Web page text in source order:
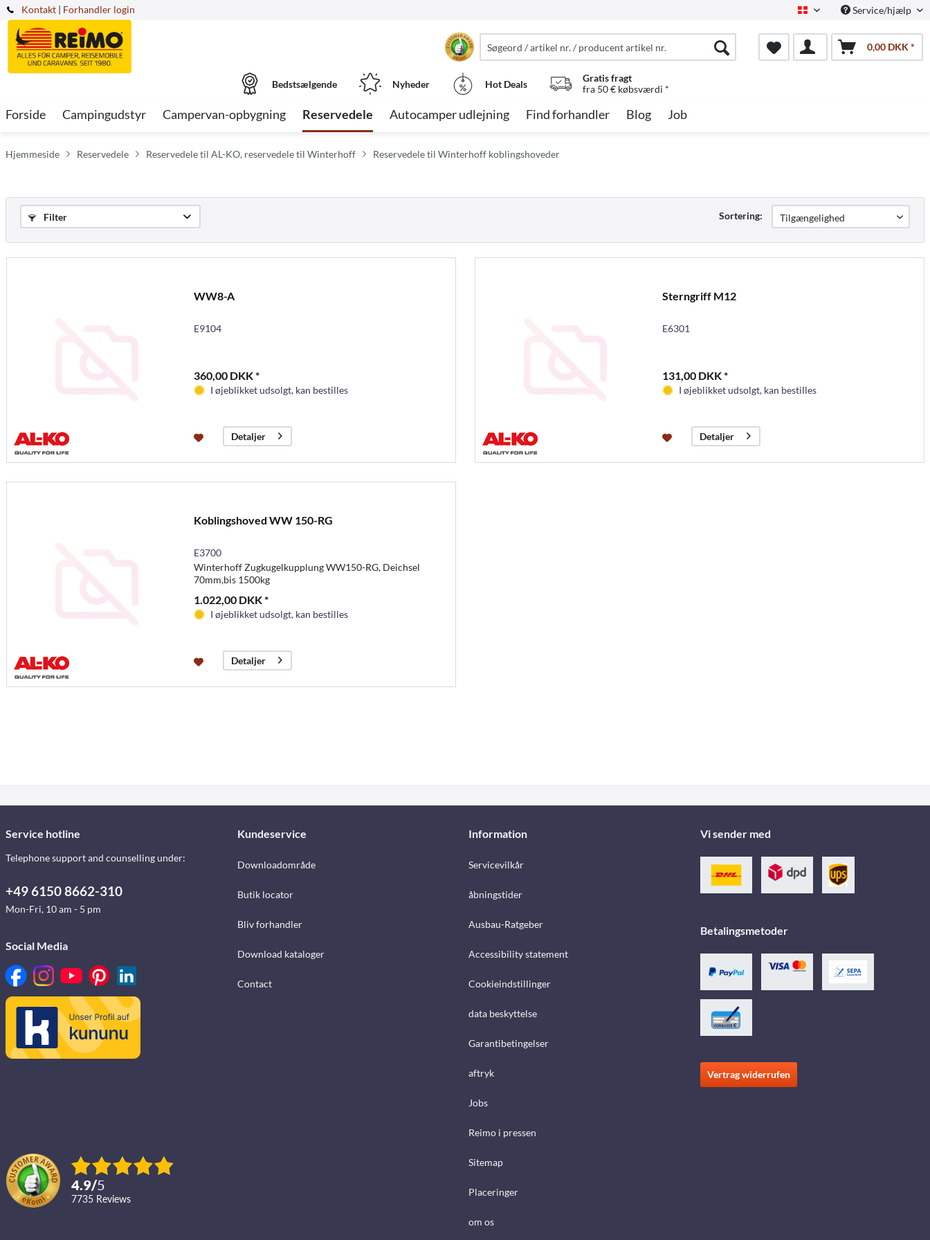
Kontakt Dansk Service/hjælp
| Forhandler login
0,00 DKK *
Bedstsælgende Nyheder Hot Deals
Gratis fragt
fra 50 € købsværdi *
Forside Campingudstyr Campervan-opbygning Reservedele Autocamper udlejning Find forhandler Blog Job
Hjemmeside Reservedele Reservedele til AL-KO, reservedele til Winterhoff Reservedele til Winterhoff koblingshoveder
Filter Sortering:
WW8-A
E9104
360,00 DKK *
I øjeblikket udsolgt, kan bestilles
Detaljer
Sterngriff M12
E6301
131,00 DKK *
I øjeblikket udsolgt, kan bestilles
Detaljer
Koblingshoved WW 150-RG
E3700
Winterhoff Zugkugelkupplung WW150-RG, Deichsel
70mm,bis 1500kg
1.022,00 DKK *
I øjeblikket udsolgt, kan bestilles
Detaljer
Service hotline
Telephone support and counselling under:
+49 6150 8662-310
Mon-Fri, 10 am - 5 pm
Social Media
4.9/5
7735 reviews
Kundeservice
Downloadområde
Butik locator
Bliv forhandler
Download kataloger
Contact
Information
Servicevilkår
åbningstider
Ausbau-Ratgeber
Accessibility statement
Cookieindstillinger
data beskyttelse
Garantibetingelser
aftryk
Jobs
Reimo i pressen
Sitemap
Placeringer
om os
Vi sender med
Betalingsmetoder
Vertrag widerrufen